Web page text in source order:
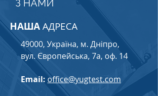
З НАМИ
НАШААДРЕСА
49000, Україна, м. Дніпро,
вул. Європейська, 7а, оф. 14
Email: office@yugtest.com